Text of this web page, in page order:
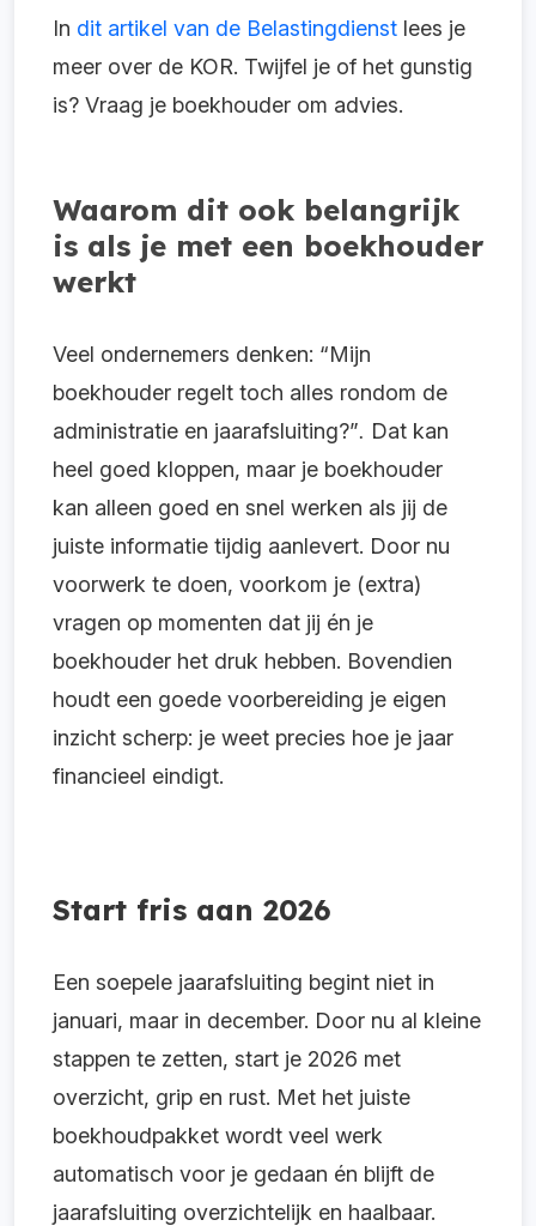
In dit artikel van de Belastingdienst lees je
meer over de KOR. Twijfel je of het gunstig
is? Vraag je boekhouder om advies.
Waarom dit ook belangrijk
is als je met een boekhouder
werkt
Veel ondernemers denken: “Mijn
boekhouder regelt toch alles rondom de
administratie en jaarafsluiting?”. Dat kan
heel goed kloppen, maar je boekhouder
kan alleen goed en snel werken als jij de
juiste informatie tijdig aanlevert. Door nu
voorwerk te doen, voorkom je (extra)
vragen op momenten dat jij én je
boekhouder het druk hebben. Bovendien
houdt een goede voorbereiding je eigen
inzicht scherp: je weet precies hoe je jaar
financieel eindigt.
Start fris aan 2026
Een soepele jaarafsluiting begint niet in
januari, maar in december. Door nu al kleine
stappen te zetten, start je 2026 met
overzicht, grip en rust. Met het juiste
boekhoudpakket wordt veel werk
automatisch voor je gedaan én blijft de
jaarafsluiting overzichtelijk en haalbaar.